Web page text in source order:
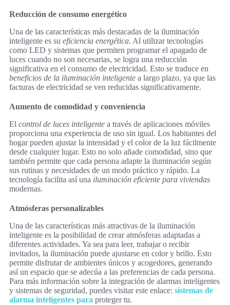
Reducción de consumo energético
Una de las características más destacadas de la iluminación
inteligente es su eficiencia energética. Al utilizar tecnologías
como LED y sistemas que permiten programar el apagado de
luces cuando no son necesarias, se logra una reducción
significativa en el consumo de electricidad. Esto se traduce en
beneficios de la iluminación inteligente a largo plazo, ya que las
facturas de electricidad se ven reducidas significativamente.
Aumento de comodidad y conveniencia
El control de luces inteligente a través de aplicaciones móviles
proporciona una experiencia de uso sin igual. Los habitantes del
hogar pueden ajustar la intensidad y el color de la luz fácilmente
desde cualquier lugar. Esto no solo añade comodidad, sino que
también permite que cada persona adapte la iluminación según
sus rutinas y necesidades de un modo práctico y rápido. La
tecnología facilita así una iluminación eficiente para viviendas
modernas.
Atmósferas personalizables
Una de las características más atractivas de la iluminación
inteligente es la posibilidad de crear atmósferas adaptadas a
diferentes actividades. Ya sea para leer, trabajar o recibir
invitados, la iluminación puede ajustarse en color y brillo. Esto
permite disfrutar de ambientes únicos y acogedores, generando
así un espacio que se adecúa a las preferencias de cada persona.
Para más información sobre la integración de alarmas inteligentes
y sistemas de seguridad, puedes visitar este enlace: sistemas de
alarma inteligentes para proteger tu.